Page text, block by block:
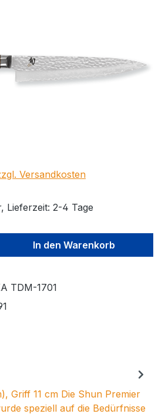
Versandkosten
Lieferzeit: 2-4 Tage
Gib den
In den Warenkorb
TDM-1701
Griff 11 cm Die Shun Premier
speziell auf die Bedürfnisse